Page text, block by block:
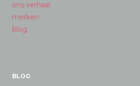
ons verhaal
merken
blog
BLOG